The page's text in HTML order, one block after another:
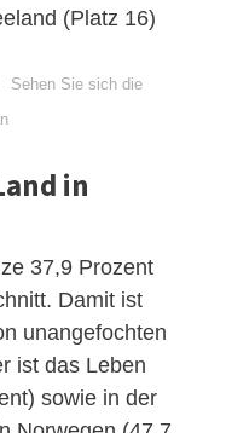
(Platz 16)
Sehen Sie sich die
in
37,9 Prozent
Damit ist
unangefochten
ist das Leben
sowie in der